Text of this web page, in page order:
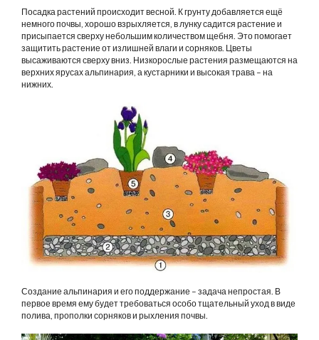
Посадка растений происходит весной. К грунту добавляется ещё
немного почвы, хорошо взрыхляется, в лунку садится растение и
присыпается сверху небольшим количеством щебня. Это помогает
защитить растение от излишней влаги и сорняков. Цветы
высаживаются сверху вниз. Низкорослые растения размещаются на
верхних ярусах альпинария, а кустарники и высокая трава – на
нижних.
Создание альпинария и его поддержание – задача непростая. В
первое время ему будет требоваться особо тщательный уход в виде
полива, прополки сорняков и рыхления почвы.